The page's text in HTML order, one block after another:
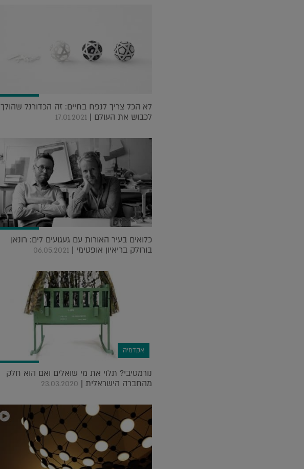
לא הכל צריך לנפח בחיים: זה הכדורגל שהולך
לכבוש את העולם | 17.01.2021
כלואים בעיר האורות עם געגועים לים: רונאן
בורולק בריאיון אופטימי | 06.05.2021
אקדמיה
נורמטיבי? תלוי את מי שואלים ואם הוא חלק
מהחברה הישראלית | 23.03.2020